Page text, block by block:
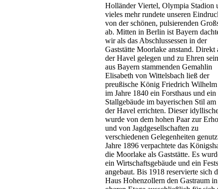
Holländer Viertel, Olympia Stadion
vieles mehr rundete unseren
von der schönen, pulsierenden
ab. Mitten in Berlin ist Bayern
wir als das Abschlussessen in der
Gaststätte Moorlake anstand. Direkt
der Havel gelegen und zu Ehren
aus Bayern stammenden Gemahlin
Elisabeth von Wittelsbach ließ der
preußische König Friedrich
im Jahre 1840 ein Forsthaus und ein
Stallgebäude im bayerischen Stil
der Havel errichten. Dieser
wurde von dem hohen Paar zur
und von Jagdgesellschaften zu
verschiedenen Gelegenheiten
Jahre 1896 verpachtete das
die Moorlake als Gaststätte. Es
ein Wirtschaftsgebäude und ein
angebaut. Bis 1918 reservierte sich
Haus Hohenzollern den Gastraum